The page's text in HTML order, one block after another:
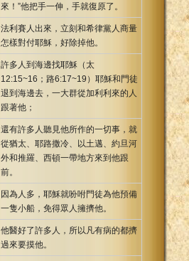
來！”他把手一伸，手就復原了。
法利賽人出來，立刻和希律黨人商量
怎樣對付耶穌，好除掉他。
許多人到海邊找耶穌（太
12:15~16；路6:17~19）耶穌和門徒
退到海邊去，一大群從加利利來的人
跟著他；
還有許多人聽見他所作的一切事，就
從猶太、耶路撒冷、以土邁、約旦河
外和推羅、西頓一帶地方來到他跟
前。
因為人多，耶穌就吩咐門徒為他預備
一隻小船，免得眾人擁擠他。
他醫好了許多人，所以凡有病的都擠
過來要摸他。